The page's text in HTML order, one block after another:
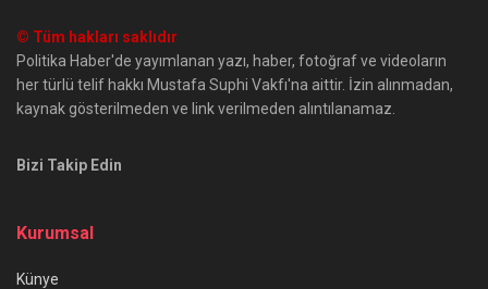
© Tüm hakları saklıdır
Politika Haber'de yayımlanan yazı, haber, fotoğraf ve videoların
her türlü telif hakkı Mustafa Suphi Vakfı'na aittir. İzin alınmadan,
kaynak gösterilmeden ve link verilmeden alıntılanamaz.
Bizi Takip Edin
Kurumsal
Künye